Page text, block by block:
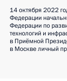
14 октября 2022
Федерации
Федерации по
технологий и
в Приёмной
в Москве личный